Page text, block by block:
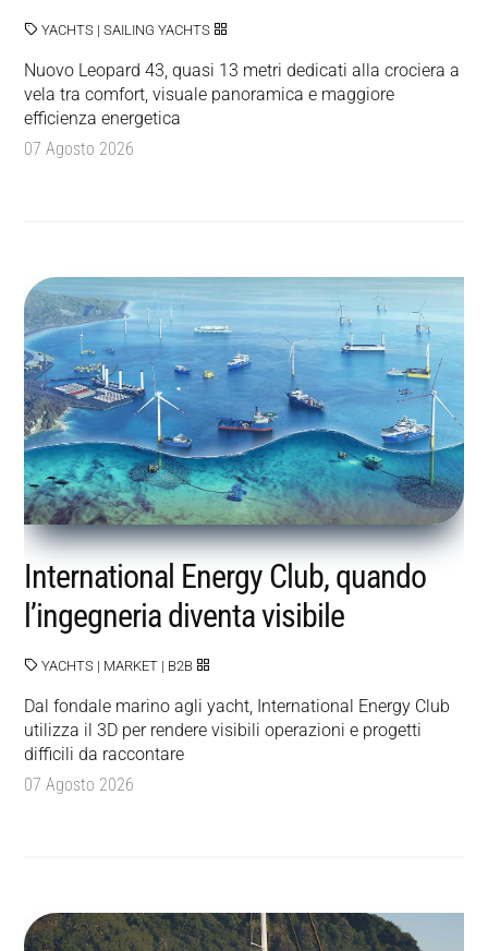
YACHTS |SAILING YACHTS
Nuovo Leopard 43, quasi 13 metri dedicati alla crociera a
vela tra comfort, visuale panoramica e maggiore
efficienza energetica
07 Agosto 2026
International Energy Club, quando
l’ingegneria diventa visibile
YACHTS | MARKET | B2B
Dal fondale marino agli yacht, International Energy Club
utilizza il 3D per rendere visibili operazioni e progetti
difficili da raccontare
07 Agosto 2026